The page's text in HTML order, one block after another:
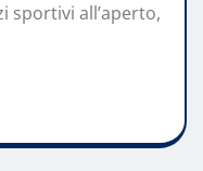
sportivi all’aperto,